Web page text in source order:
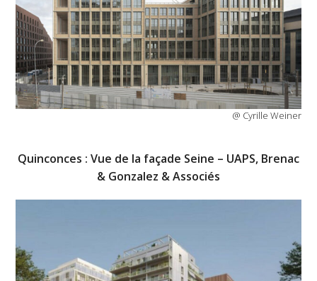
@ Cyrille Weiner
Quinconces : Vue de la façade Seine – UAPS, Brenac
& Gonzalez & Associés